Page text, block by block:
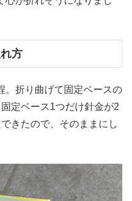
方
折り曲げて固定ベースの
定ベース1つだけ針金が2
きたので、そのままにし